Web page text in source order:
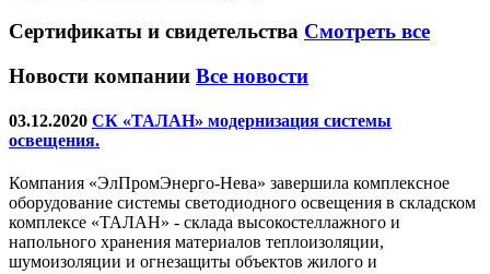
Сертификаты и свидетельства Смотреть все
Новости компании Все новости
03.12.2020 СК «ТАЛАН» модернизация системы
освещения.
Компания «ЭлПромЭнерго-Нева» завершила комплексное
оборудование системы светодиодного освещения в складском
комплексе «ТАЛАН» - склада высокостеллажного и
напольного хранения материалов теплоизоляции,
шумоизоляции и огнезащиты объектов жилого и